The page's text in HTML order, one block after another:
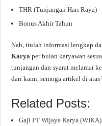
THR (Tunjangan Hari Raya)
Bonus Akhir Tahun
Nah, itulah informasi lengkap
Karyaper bulan karyawan
tunjangan dan syarat melamar
dari kami, semoga artikel di atas
Related Posts:
Gaji PT Wijaya Karya (WIKA)